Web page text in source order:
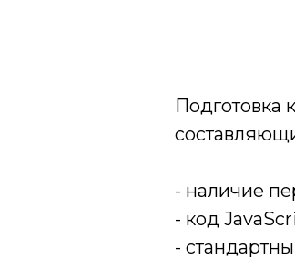
Подготовка
- наличие
- код
-